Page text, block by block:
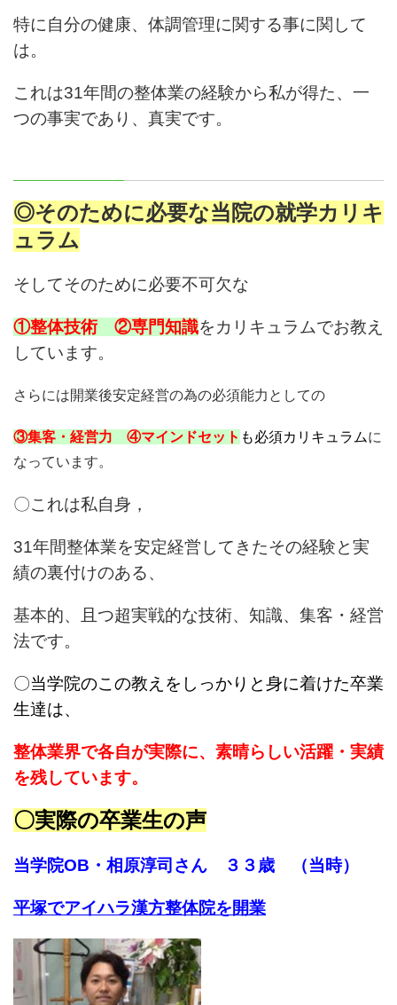
特に自分の健康、体調管理に関する事に関して
は。
これは31年間の整体業の経験から私が得た、一
つの事実であり、真実です。
◎そのために必要な当院の就学カリキ
ュラム
そしてそのために必要不可欠な
①整体技術 ②専門知識をカリキュラムでお教え
しています。
さらには開業後安定経営の為の必須能力としての
③集客・経営力 ④マインドセット も必須カリキュラムに
なっています。
〇これは私自身，
31年間整体業を安定経営してきたその経験と実
績の裏付けのある、
基本的、且つ超実戦的な技術、知識、集客・経営
法です。
〇当学院のこの教えをしっかりと身に着けた卒業
生達は、
整体業界で各自が実際に、 素晴らしい活躍・実績
を残しています。
〇実際の卒業生の声
当学院OB・相原淳司さん ３３歳 （当時）
平塚でアイハラ漢方整体院を開業